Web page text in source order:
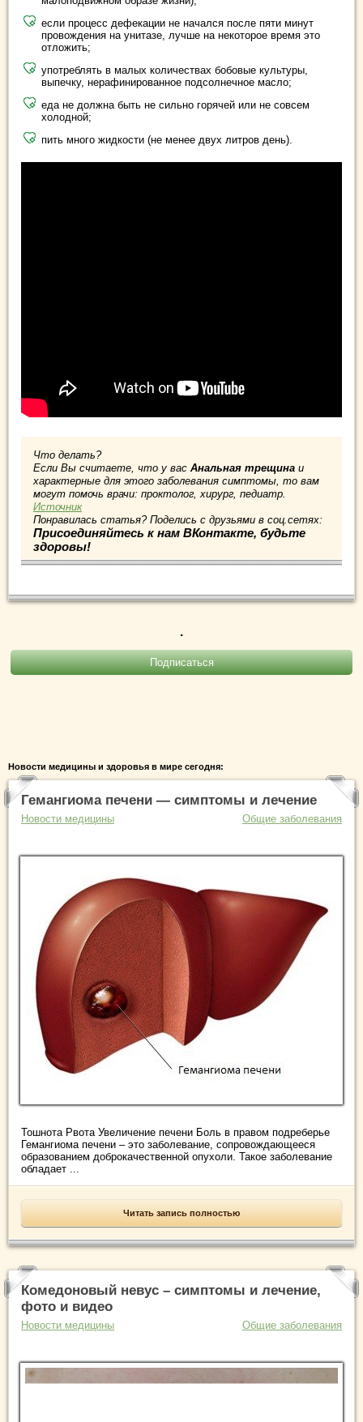
если процесс дефекации не начался после пяти минут
провождения на унитазе, лучше на некоторое время это
отложить;
употреблять в малых количествах бобовые культуры,
выпечку, нерафинированное подсолнечное масло;
еда не должна быть не сильно горячей или не совсем
холодной;
пить много жидкости (не менее двух литров день).
Что делать?
Если Вы считаете, что у вас Анальная трещина и
характерные для этого заболевания симптомы, то вам
могут помочь врачи: проктолог, хирург, педиатр.
Источник
Понравилась статья? Поделись с друзьями в соц.сетях:
Присоединяйтесь к нам ВКонтакте, будьте
здоровы!
.
Новости медицины и здоровья в мире сегодня:
Гемангиома печени — симптомы и лечение
Новости медицины Общие заболевания
Тошнота Рвота Увеличение печени Боль в правом подреберье
Гемангиома печени – это заболевание, сопровождающееся
образованием доброкачественной опухоли. Такое заболевание
обладает ...
Читать запись полностью
Комедоновый невус – симптомы и лечение,
фото и видео
Новости медицины Общие заболевания